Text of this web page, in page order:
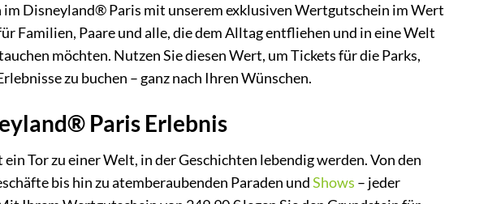
im Disneyland® Paris mit unserem exklusiven Wertgutschein im Wert
Familien, Paare und alle, die dem Alltag entfliehen und in eine Welt
möchten. Nutzen Sie diesen Wert, um Tickets für die Parks,
zu buchen – ganz nach Ihren Wünschen.
Paris Erlebnis
Tor zu einer Welt, in der Geschichten lebendig werden. Von den
bis hin zu atemberaubenden Paraden undShows – jeder